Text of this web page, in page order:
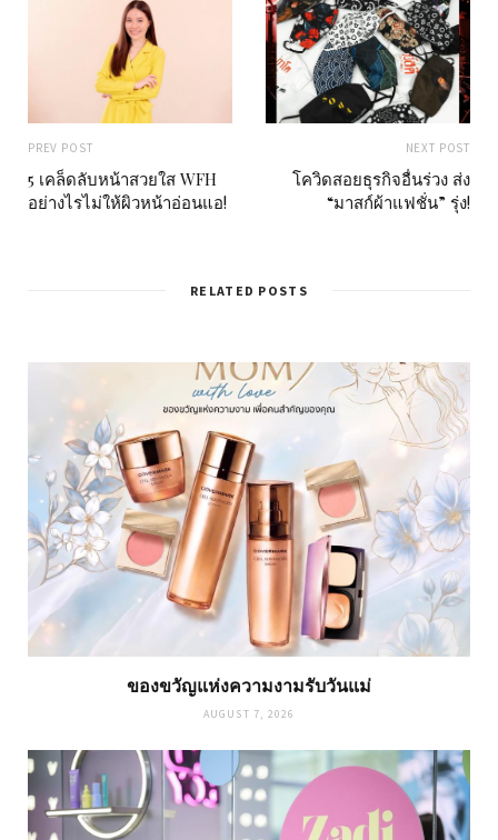
PREV POST
5 เคล็ดลับหน้าสวยใส WFH
อย่างไรไม่ให้ผิวหน้าอ่อนแอ!
NEXT POST
โควิดสอยธุรกิจอื่นร่วง ส่ง
“มาสก์ผ้าแฟชั่น” รุ่ง!
RELATED POSTS
ของขวัญแห่งความงามรับวันแม่
AUGUST 7, 2026